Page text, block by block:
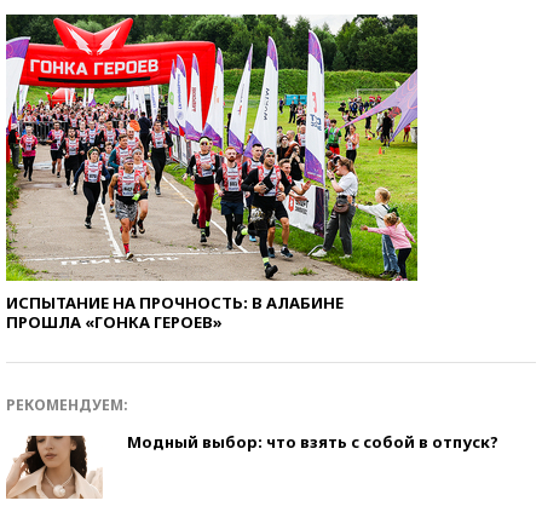
ИСПЫТАНИЕ НА ПРОЧНОСТЬ: В АЛАБИНЕ
ПРОШЛА «ГОНКА ГЕРОЕВ»
РЕКОМЕНДУЕМ:
Модный выбор: что взять с собой в отпуск?